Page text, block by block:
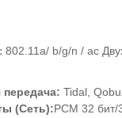
b/g/n / ac
передача: Tidal,
(Сеть):PCM 32